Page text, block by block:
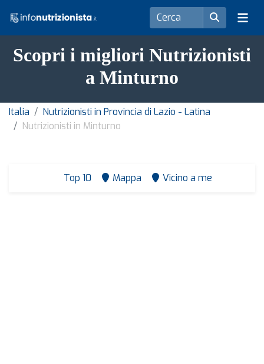
Scopri i migliori Nutrizionisti
a Minturno
Italia
Nutrizionisti in Provincia di Lazio - Latina
Nutrizionisti in Minturno
Top 10 Mappa Vicino a me